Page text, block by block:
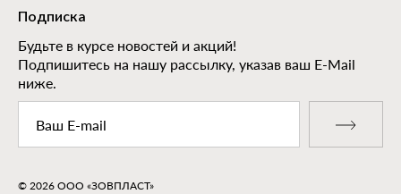
Подписка
Будьте в курсе новостей и акций!
Подпишитесь на нашу рассылку, указав ваш E-Mail
ниже.
© 2026 ООО «ЗОВПЛАСТ»